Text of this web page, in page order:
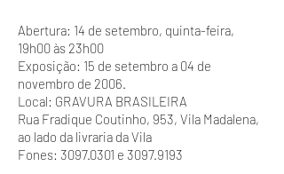
Abertura: 14 de setembro, quinta-feira,
19h00 às 23h00
Exposição: 15 de setembro a 04 de
novembro de 2006.
Local: GRAVURA BRASILEIRA
Rua Fradique Coutinho, 953, Vila Madalena,
ao lado da livraria da Vila
Fones: 3097.0301 e 3097.9193